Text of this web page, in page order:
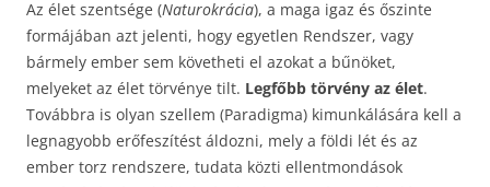
Az élet szentsége (Naturokrácia), a maga igaz és őszinte
formájában azt jelenti, hogy egyetlen Rendszer, vagy
bármely ember sem követheti el azokat a bűnöket,
melyeket az élet törvénye tilt. Legfőbb törvény az élet.
Továbbra is olyan szellem (Paradigma) kimunkálására kell a
legnagyobb erőfeszítést áldozni, mely a földi lét és az
ember torz rendszere, tudata közti ellentmondások